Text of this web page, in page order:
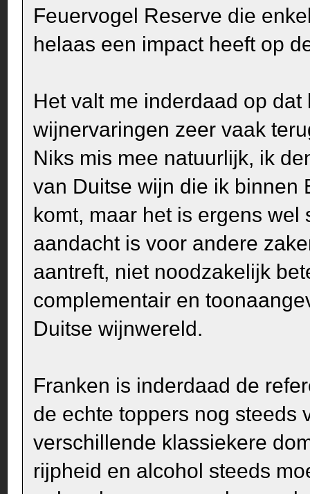
Feuervogel Reserve die
helaas een impact heeft op
Het valt me inderdaad op
wijnervaringen zeer vaak
Niks mis mee natuurlijk, ik
van Duitse wijn die ik binnen
komt, maar het is ergens
aandacht is voor andere
aantreft, niet noodzakelijk
complementair en
Duitse wijnwereld.
Franken is inderdaad de
de echte toppers nog steeds
verschillende klassiekere
rijpheid en alcohol steeds